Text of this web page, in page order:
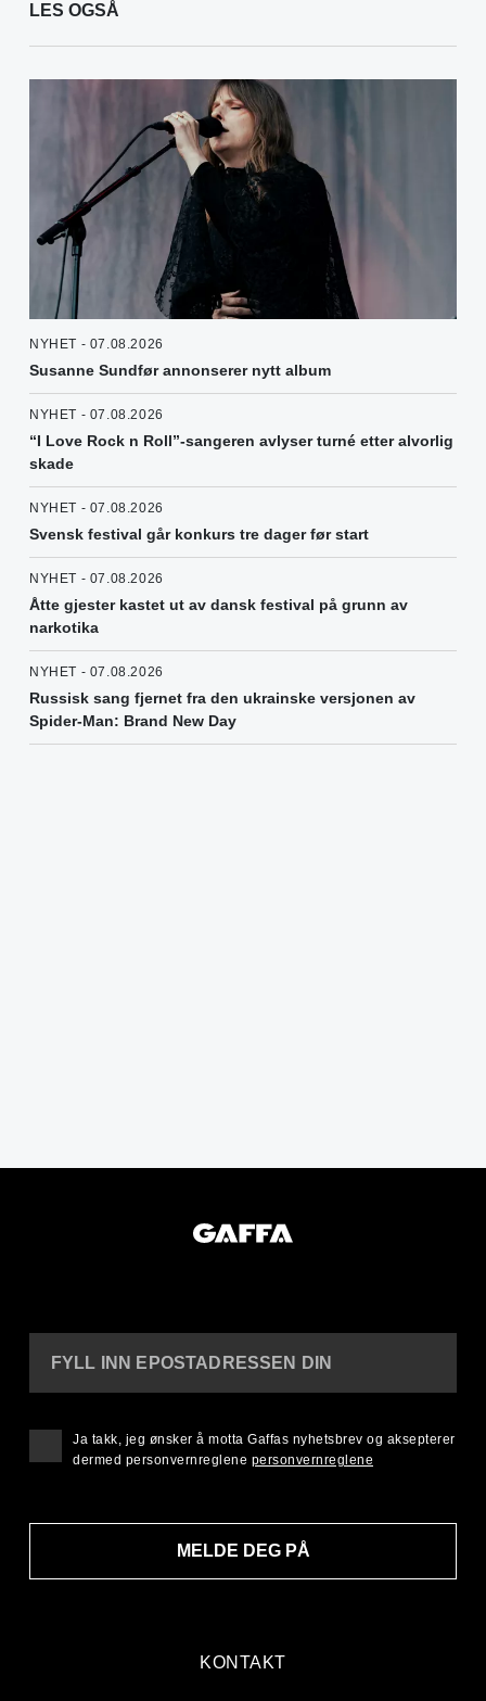
LES OGSÅ
NYHET - 07.08.2026
Susanne Sundfør annonserer nytt album
NYHET - 07.08.2026
“I Love Rock n Roll”-sangeren avlyser turné etter alvorlig
skade
NYHET - 07.08.2026
Svensk festival går konkurs tre dager før start
NYHET - 07.08.2026
Åtte gjester kastet ut av dansk festival på grunn av
narkotika
NYHET - 07.08.2026
Russisk sang fjernet fra den ukrainske versjonen av
Spider-Man: Brand New Day
KONTAKT
FYLL INN EPOSTADRESSEN DIN
MELDE DEG PÅ
Ja takk, jeg ønsker å motta Gaffas nyhetsbrev og aksepterer
dermed personvernreglene personvernreglene